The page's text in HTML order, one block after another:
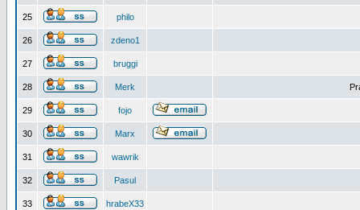
25 philo
26 zdeno1
27 bruggi
28 Merk
29 fojo
30 Marx
31 wawrik
32 Pasul
33 hrabeX33